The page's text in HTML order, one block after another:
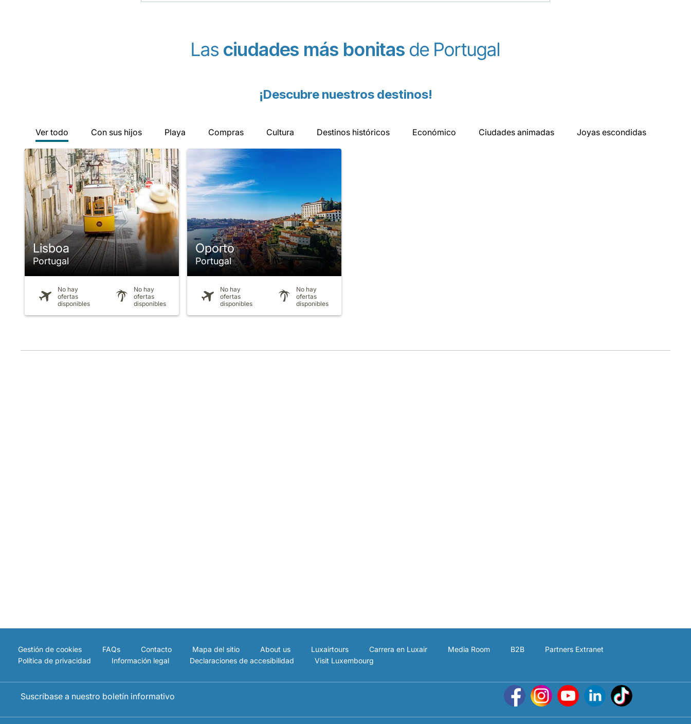
Las ciudades más bonitas de Portugal
¡Descubre nuestros destinos!
Ver todo Con sus hijos Playa Compras Cultura Destinos históricos Económico Ciudades animadas Joyas escondidas
Lisboa
Portugal
No hay
ofertas
disponibles
No hay
ofertas
disponibles
Oporto
Portugal
No hay
ofertas
disponibles
No hay
ofertas
disponibles
Gestión de cookies FAQs Contacto Mapa del sitio About us Luxairtours Carrera en Luxair Media Room B2B
Partners Extranet
Política de privacidad
Información legal Declaraciones de accesibilidad Visit Luxembourg
Suscríbase a nuestro boletín informativo